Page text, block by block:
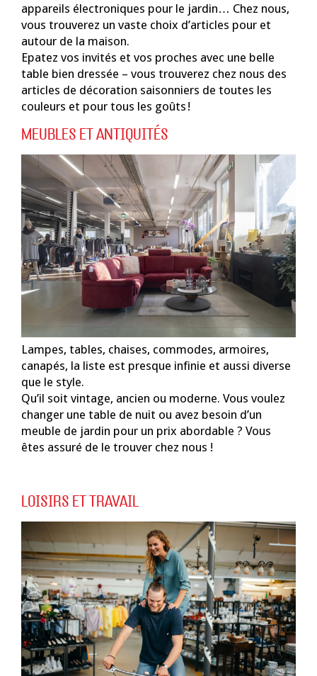
appareils électroniques pour le jardin… Chez nous,
vous trouverez un vaste choix d’articles pour et
autour de la maison.
Epatez vos invités et vos proches avec une belle
table bien dressée – vous trouverez chez nous des
articles de décoration saisonniers de toutes les
couleurs et pour tous les goûts !
MEUBLES ET ANTIQUITÉS
Lampes, tables, chaises, commodes, armoires,
canapés, la liste est presque infinie et aussi diverse
que le style.
Qu’il soit vintage, ancien ou moderne. Vous voulez
changer une table de nuit ou avez besoin d’un
meuble de jardin pour un prix abordable ? Vous
êtes assuré de le trouver chez nous !
LOISIRS ET TRAVAIL